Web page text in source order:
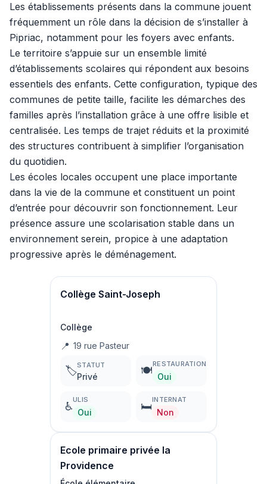
Les établissements présents dans la commune jouent
fréquemment un rôle dans la décision de s’installer à
Pipriac, notamment pour les foyers avec enfants.
Le territoire s’appuie sur un ensemble limité
d’établissements scolaires qui répondent aux besoins
essentiels des enfants. Cette configuration, typique des
communes de petite taille, facilite les démarches des
familles après l’installation grâce à une offre lisible et
centralisée. Les temps de trajet réduits et la proximité
des structures contribuent à simplifier l’organisation
du quotidien.
Les écoles locales occupent une place importante
dans la vie de la commune et constituent un point
d’entrée pour découvrir son fonctionnement. Leur
présence assure une scolarisation stable dans un
environnement serein, propice à une adaptation
progressive après le déménagement.
Collège Saint-Joseph
Collège
📍 19 rue Pasteur
🏷️STATUT
Privé 🍽️
RESTAURATION
Oui
♿
ULIS
Oui 🛏️
INTERNAT
Non
Ecole primaire privée la
Providence